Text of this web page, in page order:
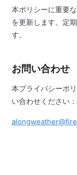
本ポリシーに重要
を更新します。定
す。
お問い合わせ
本プライバシーポ
い合わせください：